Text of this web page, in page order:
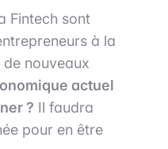
Fintech sont
à la
nouveaux
actuel
? Il faudra
pour en être